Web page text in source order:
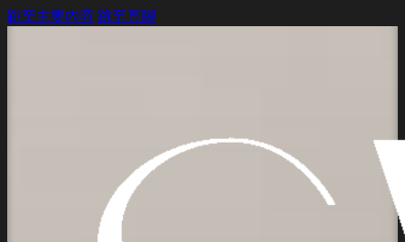
跳至主要內容 跳至頁腳